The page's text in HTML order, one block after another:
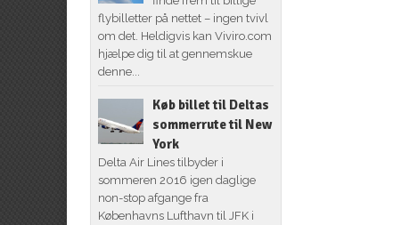
flybilletter på nettet – ingen tvivl
om det. Heldigvis kan Viviro.com
hjælpe dig til at gennemskue
denne...
Køb billet til Deltas
sommerrute til New
York
Delta Air Lines tilbyder i
sommeren 2016 igen daglige
non-stop afgange fra
Københavns Lufthavn til JFK i